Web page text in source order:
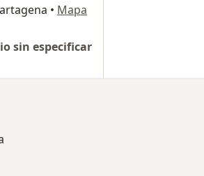
• Mapa
sin especificar